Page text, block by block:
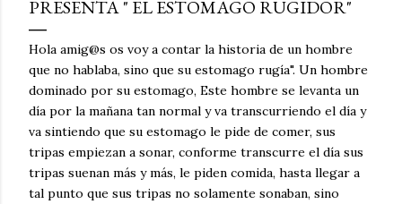
por completo tu forma de ver las legumbres. Olvídate de
asociar las alubias únicamente a los guisos tradicionales y
copiosos de invierno. Con esta receta simple pero
revolucionaria, transformaremos un ingrediente tan
humilde como la alubia de La Bañeza en un snack ligero,
dorado, cargado de proteína y 100% natural. Es el
sustituto perfecto a los frutos se...
PRESENTA " EL ESTOMAGO RUGIDOR"
Hola amig@s os voy a contar la historia de un hombre
que no hablaba, sino que su estomago rugía". Un hombre
dominado por su estomago, Este hombre se levanta un
día por la mañana tan normal y va transcurriendo el día y
va sintiendo que su estomago le pide de comer, sus
tripas empiezan a sonar, conforme transcurre el día sus
tripas suenan más y más, le piden comida, hasta llegar a
tal punto que sus tripas no solamente sonaban, sino